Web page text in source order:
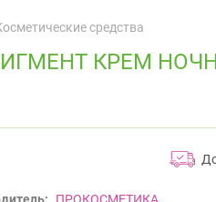
средства
КРЕМ
ПРОКОСМЕТИКА